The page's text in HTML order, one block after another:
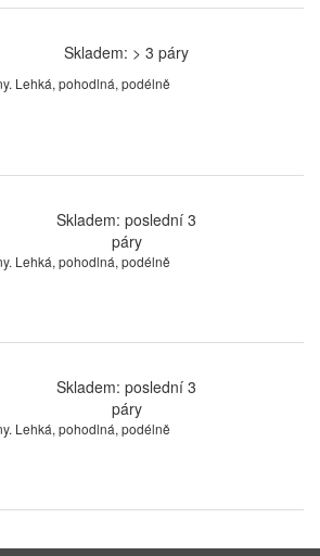
Skladem: > 3 páry
Lehká, pohodlná, podélně
Skladem: poslední 3
páry
Lehká, pohodlná, podélně
Skladem: poslední 3
páry
Lehká, pohodlná, podélně